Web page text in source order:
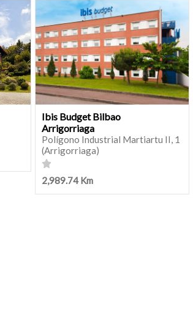
Ibis Budget Bilbao
Arrigorriaga
Polígono Industrial Martiartu II, 1
(Arrigorriaga)
2,989.74 Km